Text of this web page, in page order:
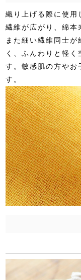
織り上げる際に使
繊維が広がり、綿本
また細い繊維同士が
く、ふんわりと軽く
す。敏感肌の方やお
す。